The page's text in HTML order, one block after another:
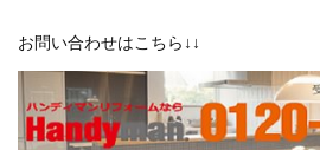
お問い合わせはこちら↓↓